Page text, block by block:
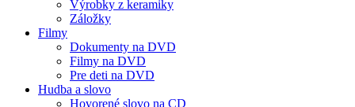
Výrobky z keramiky
Záložky
Filmy
Dokumenty na DVD
Filmy na DVD
Pre deti na DVD
Hudba a slovo
Hovorené slovo na CD